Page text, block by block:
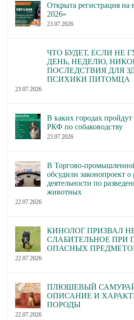
Открыта регистрация на
2026»
23.07.2026
ЧТО БУДЕТ, ЕСЛИ НЕ
ДЕНЬ, НЕДЕЛЮ,
ПОСЛЕДСТВИЯ ДЛЯ
ПСИХИКИ ПИТОМЦА
23.07.2026
В каких городах
РКФ по собаководству
23.07.2026
В Торгово-
обсудили законопроект о
деятельности по
животных
22.07.2026
КИНОЛОГ ПРИЗВАЛ
СЛАБИТЕЛЬНОЕ ПРИ
ОПАСНЫХ
22.07.2026
ПЛЮШЕВЫЙ
ОПИСАНИЕ И
ПОРОДЫ
22.07.2026